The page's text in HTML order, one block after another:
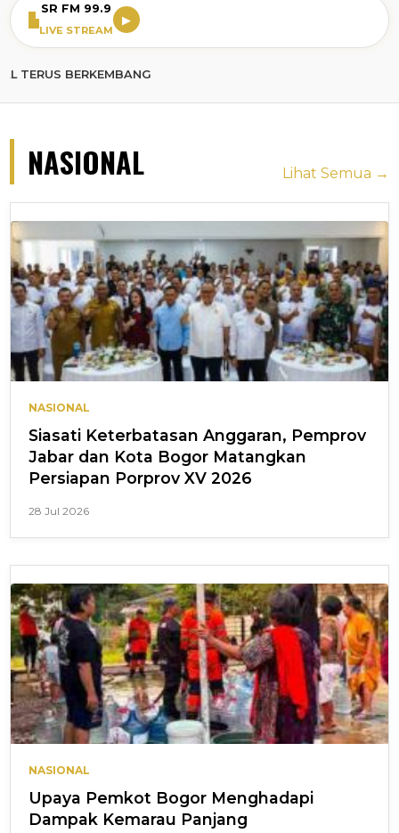
SR FM 99.9
LIVE STREAM
▶
NASIONAL Lihat Semua →
NASIONAL
Siasati Keterbatasan Anggaran, Pemprov
Jabar dan Kota Bogor Matangkan
Persiapan Porprov XV 2026
28 Jul 2026
NASIONAL
Upaya Pemkot Bogor Menghadapi
Dampak Kemarau Panjang